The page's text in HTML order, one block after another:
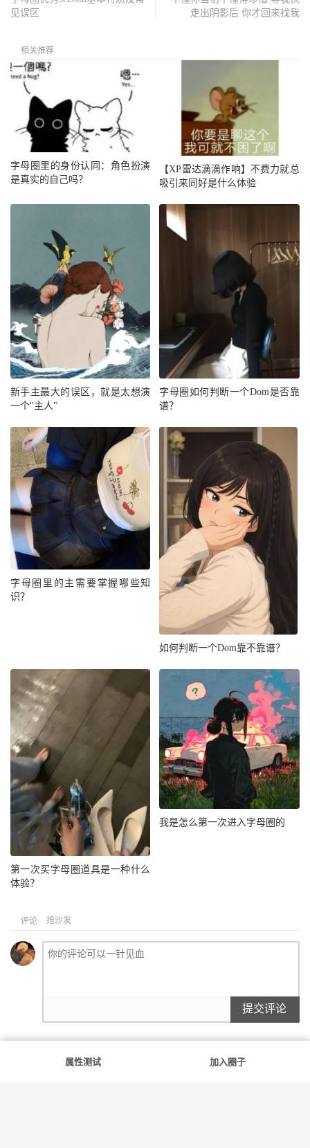
见误区
走出阴影后 你才回来找我
相关推荐
字母圈里的身份认同：角色扮演
是真实的自己吗？
【XP雷达滴滴作响】不费力就总
吸引来同好是什么体验
新手主最大的误区，就是太想演
一个"主人"
字母圈如何判断一个Dom是否靠
谱？
字母圈里的主需要掌握哪些知
识？
如何判断一个Dom靠不靠谱？
第一次买字母圈道具是一种什么
体验？
我是怎么第一次进入字母圈的
评论 抢沙发
提交评论
属性测试 加入圈子